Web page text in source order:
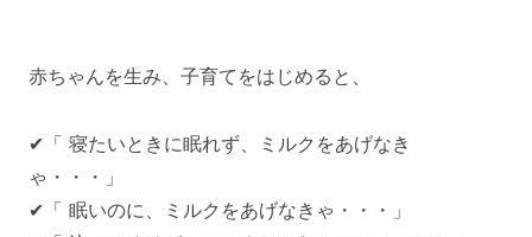
赤ちゃんを生み、子育てをはじめると、
✔「 寝たいときに眠れず、ミルクをあげなき
ゃ・・・」
✔「 眠いのに、ミルクをあげなきゃ・・・」